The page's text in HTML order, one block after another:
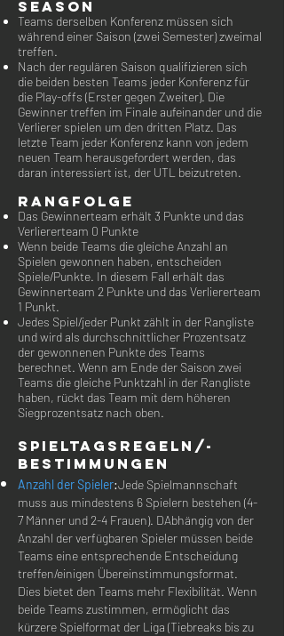
SEASON
Teams derselben Konferenz müssen sich
während einer Saison (zwei Semester) zweimal
treffen.
Nach der regulären Saison qualifizieren sich
die beiden besten Teams jeder Konferenz für
die Play-offs (Erster gegen Zweiter). Die
Gewinner treffen im Finale aufeinander und die
Verlierer spielen um den dritten Platz. Das
letzte Team jeder Konferenz kann von jedem
neuen Team herausgefordert werden, das
daran interessiert ist, der UTL beizutreten.
Rangfolge
Das Gewinnerteam erhält 3 Punkte und das
Verliererteam 0 Punkte
Wenn beide Teams die gleiche Anzahl an
Spielen gewonnen haben, entscheiden
Spiele/Punkte. In diesem Fall erhält das
Gewinnerteam 2 Punkte und das Verliererteam
1 Punkt.
Jedes Spiel/jeder Punkt zählt in der Rangliste
und wird als durchschnittlicher Prozentsatz
der gewonnenen Punkte des Teams
berechnet. Wenn am Ende der Saison zwei
Teams die gleiche Punktzahl in der Rangliste
haben, rückt das Team mit dem höheren
Siegprozentsatz nach oben.
SPIELTAGSREGELN/-
bestimmungen
Anzahl der Spieler:Jede Spielmannschaft
muss aus mindestens 6 Spielern bestehen (4-
7 Männer und 2-4 Frauen). DAbhängig von der
Anzahl der verfügbaren Spieler müssen beide
Teams eine entsprechende Entscheidung
treffen/einigen Übereinstimmungsformat.
Dies bietet den Teams mehr Flexibilität. Wenn
beide Teams zustimmen, ermöglicht das
kürzere Spielformat der Liga (Tiebreaks bis zu